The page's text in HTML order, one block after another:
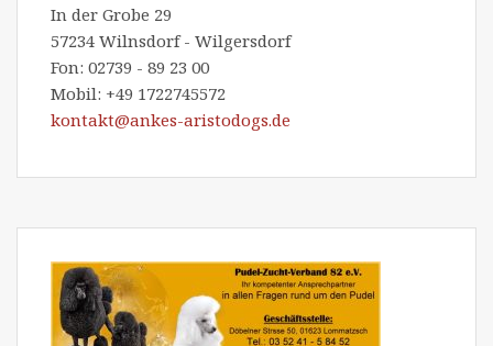
In der Grobe 29
57234 Wilnsdorf - Wilgersdorf
Fon: 02739 - 89 23 00
Mobil: +49 1722745572
kontakt@ankes-aristodogs.de